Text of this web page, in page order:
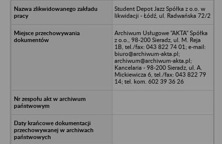
Student Depot Jazz Spółka z o.o. w
likwidacji - Łódź, ul. Radwańska 72/2
Archiwum Usługowe "AKTA" Spółka
z o.o., 98-200 Sieradz, ul. M. Reja
1B, tel./fax: 043 822 74 01; e-mail:
biuro@archiwum-akta.pl;
archiwum@archiwum-akta.pl;
Kancelaria - 98-200 Sieradz, ul. A.
Mickiewicza 6, tel./fax: 043 822 79
14; tel. kom. 602 39 36 26